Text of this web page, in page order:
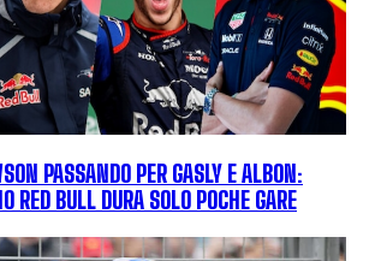
PASSANDO PER GASLY E ALBON:
RED BULL DURA SOLO POCHE GARE